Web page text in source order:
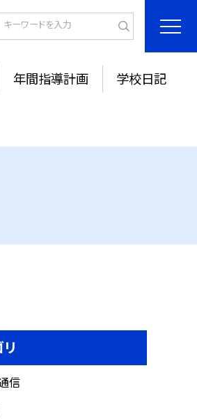
年間指導計画 学校日記
信